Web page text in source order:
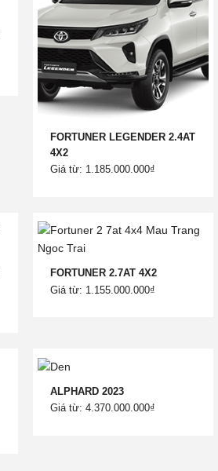
FORTUNER LEGENDER 2.4AT
4X2
Giá từ: 1.185.000.000₫
FORTUNER 2.7AT 4X2
Giá từ: 1.155.000.000₫
ALPHARD 2023
Giá từ: 4.370.000.000₫